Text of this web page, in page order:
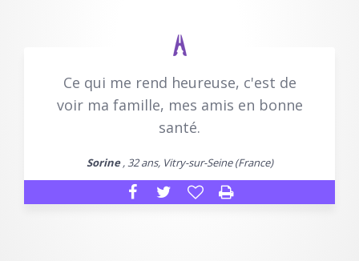
Ce qui me rend heureuse, c'est de
voir ma famille, mes amis en bonne
santé.
Sorine, 32 ans, Vitry-sur-Seine (France)